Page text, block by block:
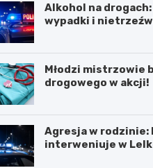
Alkohol na
wypadki i
Młodzi mistrzowie
drogowego w akcji!
Agresja w rodzinie:
interweniuje w